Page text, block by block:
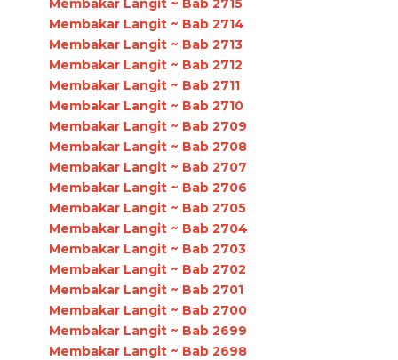
Membakar Langit ~ Bab 2714
Membakar Langit ~ Bab 2713
Membakar Langit ~ Bab 2712
Membakar Langit ~ Bab 2711
Membakar Langit ~ Bab 2710
Membakar Langit ~ Bab 2709
Membakar Langit ~ Bab 2708
Membakar Langit ~ Bab 2707
Membakar Langit ~ Bab 2706
Membakar Langit ~ Bab 2705
Membakar Langit ~ Bab 2704
Membakar Langit ~ Bab 2703
Membakar Langit ~ Bab 2702
Membakar Langit ~ Bab 2701
Membakar Langit ~ Bab 2700
Membakar Langit ~ Bab 2699
Membakar Langit ~ Bab 2698